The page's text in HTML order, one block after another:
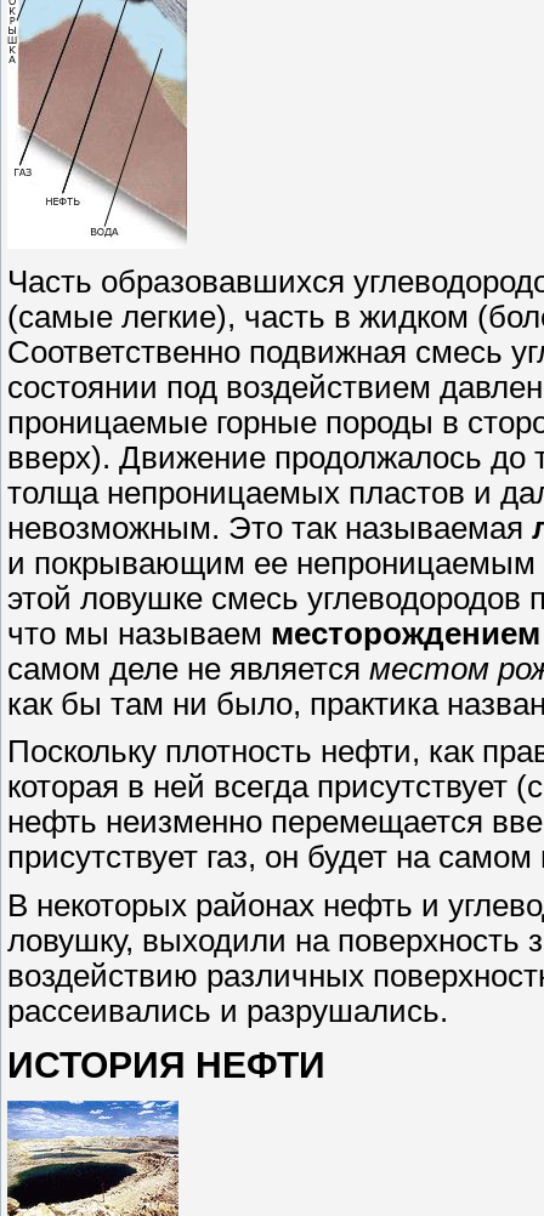
Часть образовавшихся
(самые легкие), часть в жидком
Соответственно подвижная смесь
состоянии под воздействием
проницаемые горные породы в
вверх). Движение продолжалось до
толща непроницаемых пластов и
невозможным. Это так называемая
и покрывающим ее непроницаемым
этой ловушке смесь углеводородов
что мы называем
самом деле не является местом
как бы там ни было, практика
Поскольку плотность нефти, как
которая в ней всегда присутствует
нефть неизменно перемещается
присутствует газ, он будет на
В некоторых районах нефть и
ловушку, выходили на поверхность
воздействию различных
рассеивались и разрушались.
ИСТОРИЯ НЕФТИ